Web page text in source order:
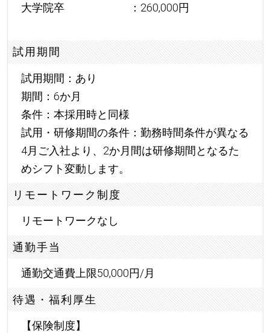
大学院卒 ：260,000円
試用期間
試用期間：あり
期間：6か月
条件：本採用時と同様
試用・研修期間の条件：勤務時間条件が異なる
4月ご入社より、2か月間は研修期間となるた
めシフト変動します。
リモートワーク制度
リモートワークなし
通勤手当
通勤交通費上限50,000円/月
待遇・福利厚生
【保険制度】